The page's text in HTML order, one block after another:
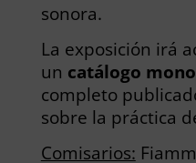
sonora.
La exposición irá
un catálogo
completo
sobre la práctica
Comisarios: